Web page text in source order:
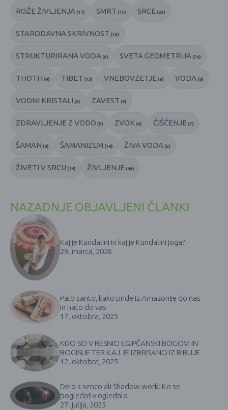
ROŽE ŽIVLJENJA (11) SMRT (15) SRCE (26)
STARODAVNA SKRIVNOST (10)
STRUKTURIRANA VODA (6) SVETA GEOMETRIJA (24)
THOTH (4) TIBET (13) VNEBOVZETJE (8) VODA (8)
VODNI KRISTALI (6) ZAVEST (9)
ZDRAVLJENJE Z VODO (5) ZVOK (6) ČIŠČENJE (7)
ŠAMAN (4) ŠAMANIZEM (14) ŽIVA VODA (6)
ŽIVETI V SRCU (14) ŽIVLJENJE (46)
NAZADNJE OBJAVLJENI ČLANKI
Kaj je Kundalini in kaj je Kundalini joga?
29. marca, 2026
Palo santo, kako pride iz Amazonije do nas
in nato do vas
17. oktobra, 2025
KDO SO V RESNICI EGIPČANSKI BOGOVI IN
BOGINJE TER KAJ JE IZBRISANO IZ BIBLIJE
12. oktobra, 2025
Delo s senco ali Shadow work: Ko se
pogledaš v ogledalo
27. julija, 2025